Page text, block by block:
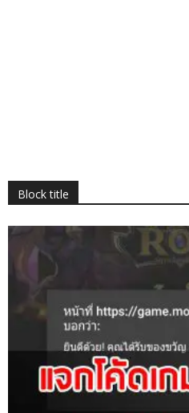
Block title